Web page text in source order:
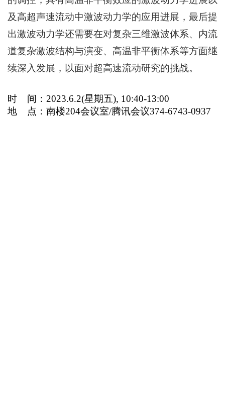
及高超声速流动中激波动力学的应用进展，最后提
出激波动力学还需要在对复杂三维激波体系、内流
道复杂激波结构与演变、高温非平衡体系等方面继
续深入发展，以面对超高速流动研究的挑战。
时 间：2023.6.2(星期五), 10:40-13:00
地 点：南楼204会议室/腾讯会议374-6743-0937